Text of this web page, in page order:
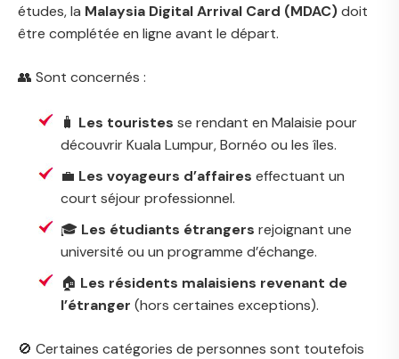
études, la Malaysia Digital Arrival Card (MDAC)doit
être complétée en ligne avant le départ.
👥 Sont concernés :
🧳 Les touristes se rendant en Malaisie pour
découvrir Kuala Lumpur, Bornéo ou les îles.
💼 Les voyageurs d’affaires effectuant un
court séjour professionnel.
🎓 Les étudiants étrangers rejoignant une
université ou un programme d’échange.
🏠 Les résidents malaisiens revenant de
l’étranger (hors certaines exceptions).
🚫 Certaines catégories de personnes sont toutefois